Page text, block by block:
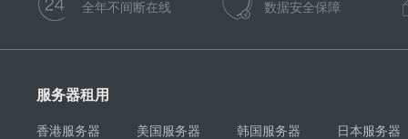
全年不间断在线
数据安全保障
服务器租用
香港服务器 美国服务器 韩国服务器 日本服务器